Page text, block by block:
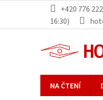
obsah
+420 776
16:30)
NA ČTENÍ